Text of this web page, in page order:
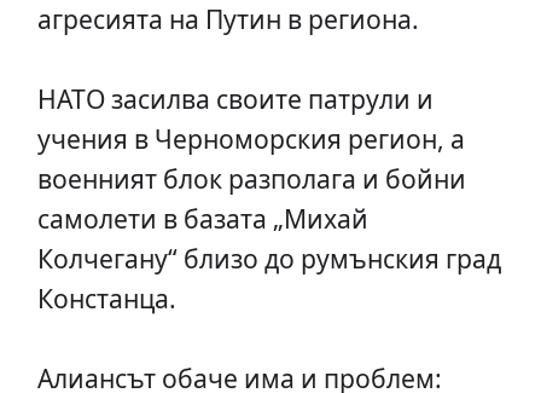
агресията на Путин в региона.
НАТО засилва своите патрули и
учения в Черноморския регион, а
военният блок разполага и бойни
самолети в базата „Михай
Колчегану“ близо до румънския град
Констанца.
Алиансът обаче има и проблем: